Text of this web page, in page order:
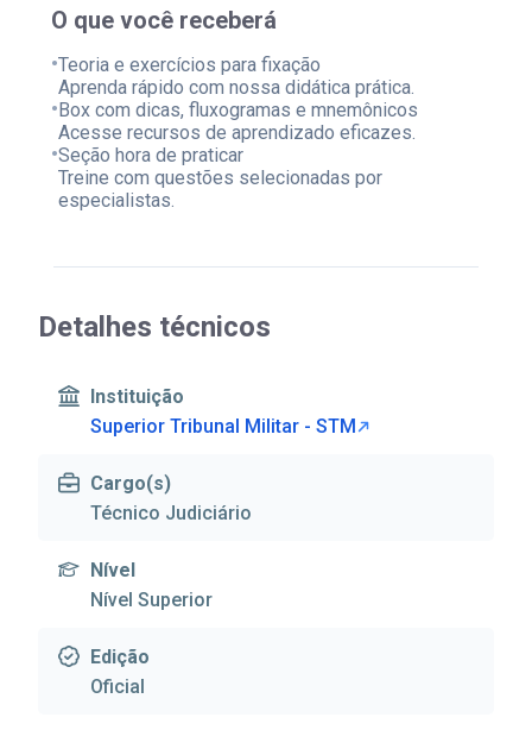
O que você receberá
•Teoria e exercícios para fixação
Aprenda rápido com nossa didática prática.
•Box com dicas, fluxogramas e mnemônicos
Acesse recursos de aprendizado eficazes.
•Seção hora de praticar
Treine com questões selecionadas por
especialistas.
Detalhes técnicos
Instituição
Superior Tribunal Militar - STM
Cargo(s)
Técnico Judiciário
Nível
Nível Superior
Edição
Oficial